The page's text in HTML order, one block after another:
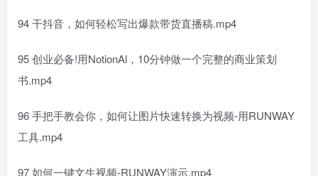
94 干抖音，如何轻松写出爆款带货直播稿.mp4
95 创业必备!用NotionAl，10分钟做一个完整的商业策划
书.mp4
96 手把手教会你，如何让图片快速转换为视频-用RUNWAY
工具.mp4
97 如何一键文生视频-RUNWAY演示,mp4